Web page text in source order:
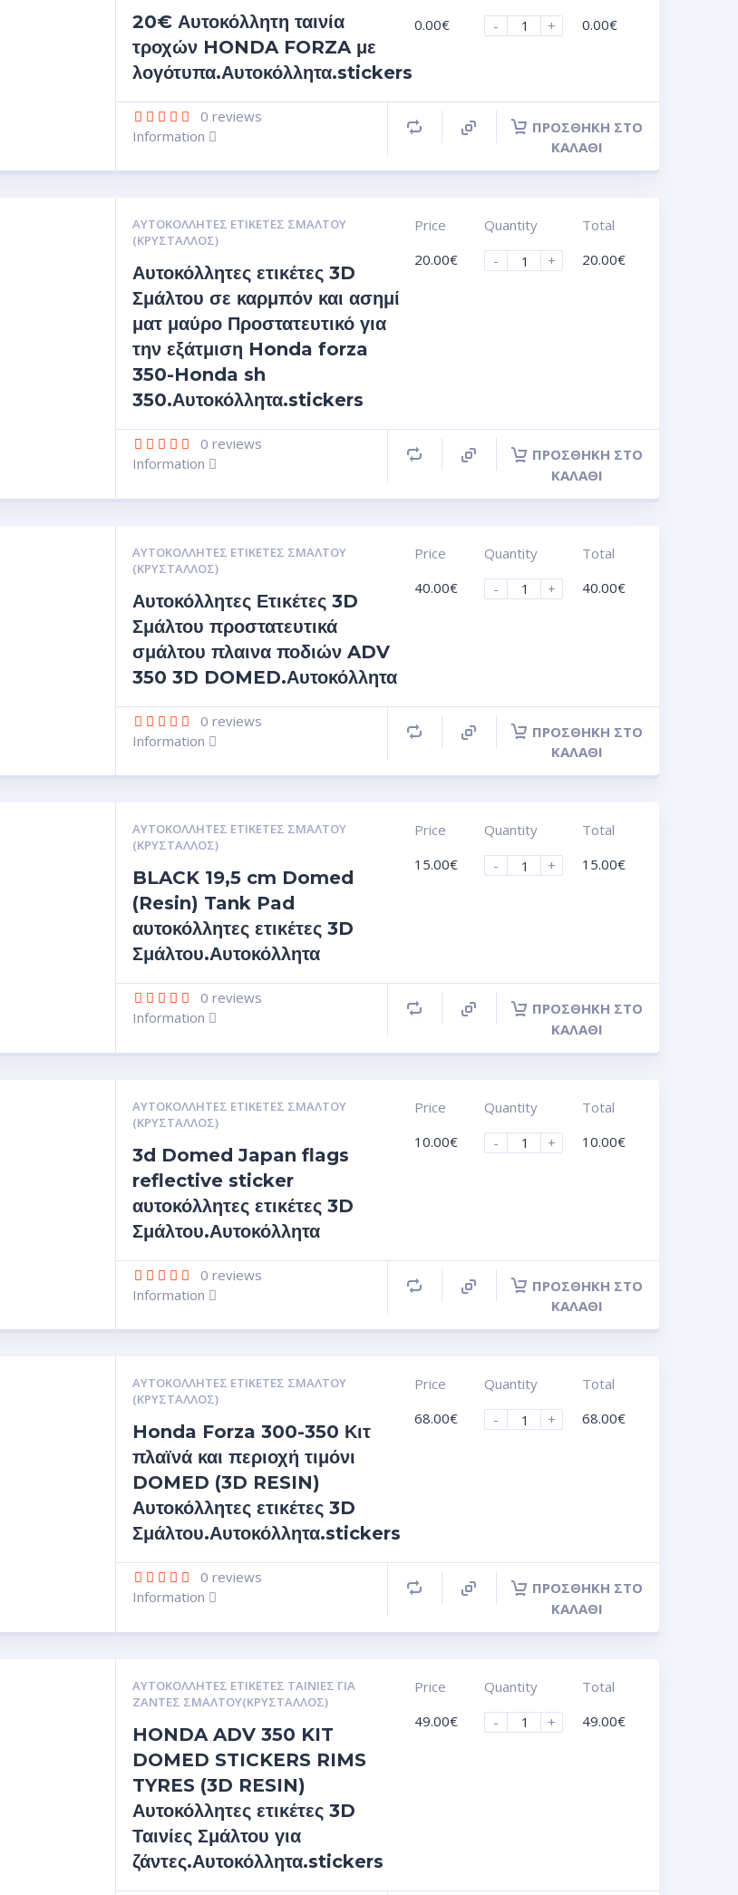
20€ Αυτοκόλλητη ταινία
τροχών HONDA FORZA με
λογότυπα.Αυτοκόλλητα.stickers
0.00€
-
+
0.00€
0 reviews
Information
ΠΡΟΣΘΉΚΗ ΣΤΟ
ΚΑΛΆΘΙ
ΑΥΤΟΚΌΛΛΗΤΕΣ ΕΤΙΚΈΤΕΣ ΣΜΆΛΤΟΥ
(ΚΡΥΣΤΑΛΛΟΣ)
Αυτοκόλλητες ετικέτες 3D
Σμάλτου σε καρμπόν και ασημί
ματ μαύρο Προστατευτικό για
την εξάτμιση Honda forza
350-Honda sh
350.Αυτοκόλλητα.stickers
Price
20.00€
Quantity
-
+
Total
20.00€
0 reviews
Information
ΠΡΟΣΘΉΚΗ ΣΤΟ
ΚΑΛΆΘΙ
ΑΥΤΟΚΌΛΛΗΤΕΣ ΕΤΙΚΈΤΕΣ ΣΜΆΛΤΟΥ
(ΚΡΥΣΤΑΛΛΟΣ)
Αυτοκόλλητες Ετικέτες 3D
Σμάλτου προστατευτικά
σμάλτου πλαινα ποδιών ADV
350 3D DOMED.Αυτοκόλλητα
Price
40.00€
Quantity
-
+
Total
40.00€
0 reviews
Information
ΠΡΟΣΘΉΚΗ ΣΤΟ
ΚΑΛΆΘΙ
ΑΥΤΟΚΌΛΛΗΤΕΣ ΕΤΙΚΈΤΕΣ ΣΜΆΛΤΟΥ
(ΚΡΥΣΤΑΛΛΟΣ)
BLACK 19,5 cm Domed
(Resin) Tank Pad
αυτοκόλλητες ετικέτες 3D
Σμάλτου.Αυτοκόλλητα
Price
15.00€
Quantity
-
+
Total
15.00€
0 reviews
Information
ΠΡΟΣΘΉΚΗ ΣΤΟ
ΚΑΛΆΘΙ
ΑΥΤΟΚΌΛΛΗΤΕΣ ΕΤΙΚΈΤΕΣ ΣΜΆΛΤΟΥ
(ΚΡΥΣΤΑΛΛΟΣ)
3d Domed Japan flags
reflective sticker
αυτοκόλλητες ετικέτες 3D
Σμάλτου.Αυτοκόλλητα
Price
10.00€
Quantity
-
+
Total
10.00€
0 reviews
Information
ΠΡΟΣΘΉΚΗ ΣΤΟ
ΚΑΛΆΘΙ
ΑΥΤΟΚΌΛΛΗΤΕΣ ΕΤΙΚΈΤΕΣ ΣΜΆΛΤΟΥ
(ΚΡΥΣΤΑΛΛΟΣ)
Honda Forza 300-350 Κιτ
πλαϊνά και περιοχή τιμόνι
DOMED (3D RESIN)
Αυτοκόλλητες ετικέτες 3D
Σμάλτου.Αυτοκόλλητα.stickers
Price
68.00€
Quantity
-
+
Total
68.00€
0 reviews
Information
ΠΡΟΣΘΉΚΗ ΣΤΟ
ΚΑΛΆΘΙ
ΑΥΤΟΚΌΛΛΗΤΕΣ ΕΤΙΚΈΤΕΣ ΤΑΙΝΊΕΣ ΓΙΑ
ΖΆΝΤΕΣ ΣΜΆΛΤΟΥ(ΚΡΎΣΤΑΛΛΟΣ)
HONDA ADV 350 KIT
DOMED STICKERS RIMS
TYRES (3D RESIN)
Αυτοκόλλητες ετικέτες 3D
Ταινίες Σμάλτου για
ζάντες.Αυτοκόλλητα.stickers
Price
49.00€
Quantity
-
+
Total
49.00€